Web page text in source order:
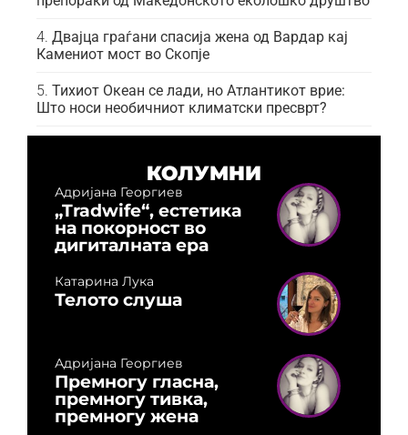
Двајца граѓани спасија жена од Вардар кај
Камениот мост во Скопје
Тихиот Океан се лади, но Атлантикот врие:
Што носи необичниот климатски пресврт?
КОЛУМНИ
Адријана Георгиев
„Tradwife“, естетика
на покорност во
дигиталната ера
Катарина Лука
Телото слуша
Адријана Георгиев
Премногу гласна,
премногу тивка,
премногу жена